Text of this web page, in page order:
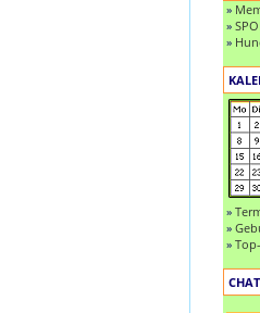
»
»
»
»
»
»
CHAT